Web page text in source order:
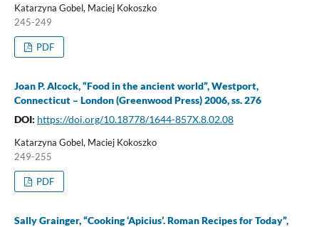
Katarzyna Gobel, Maciej Kokoszko
245-249
PDF
Joan P. Alcock, “Food in the ancient world”, Westport,
Connecticut – London (Greenwood Press) 2006, ss. 276
DOI: https://doi.org/10.18778/1644-857X.8.02.08
Katarzyna Gobel, Maciej Kokoszko
249-255
PDF
Sally Grainger, “Cooking ‘Apicius’. Roman Recipes for Today”,